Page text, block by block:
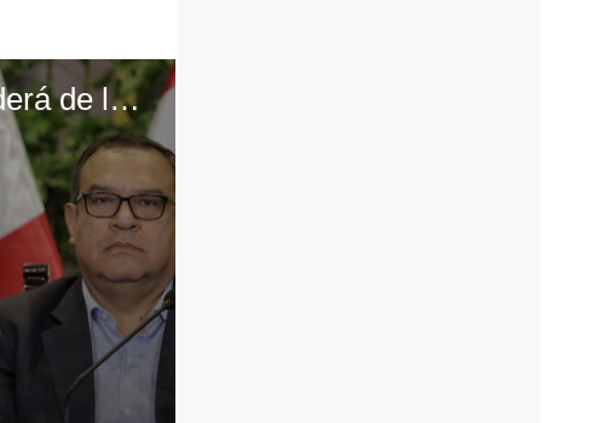
Hoy Dina cumple 100 días y su vigencia no dependerá de las protestas sino de sus errores y escándalos. #VideosGEC